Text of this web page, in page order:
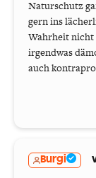
Naturschutz
gern ins
Wahrheit nicht
irgendwas
auch
Burgi